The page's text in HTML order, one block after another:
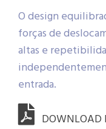
O design
forças de
altas e
entrada.
DOWNLOAD